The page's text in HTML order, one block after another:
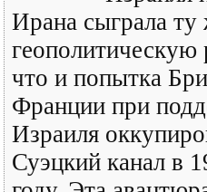
Ирана сыграла ту
геополитическую
что и попытка
Франции при
Израиля
Суэцкий канал в